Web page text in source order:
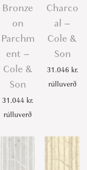
Bronze
on
Parchm
ent –
Cole &
Son
31.044 kr.
rúlluverð
Charco
al –
Cole &
Son
31.046 kr.
rúlluverð